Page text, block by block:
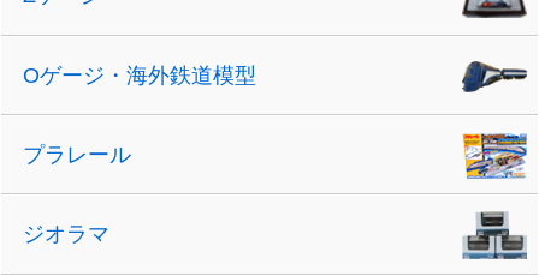
Oゲージ・海外鉄道模型
プラレール
ジオラマ